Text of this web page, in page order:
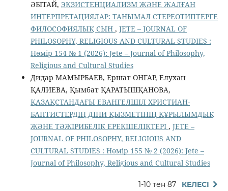
ӘБІТАЙ, ЭКЗИСТЕНЦИАЛИЗМ ЖӘНЕ ЖАЛҒАН
ИНТЕРПРЕТАЦИЯЛАР: ТАНЫМАЛ СТЕРЕОТИПТЕРГЕ
ФИЛОСОФИЯЛЫҚ СЫН , JETE – JОURNAL OF
PHILOSOPHY, RELIGIOUS AND CULTURAL STUDIES :
Нөмір 154 № 1 (2026): Jete – Jоurnal of Philosophy,
Religious аnd Cultural Studies
Дидар МАМЫРБАЕВ, Ершат ОНГАР, Елухан
ҚАЛИЕВА, Қымбат ҚАРАТЫШҚАНОВА,
ҚАЗАҚСТАНДАҒЫ ЕВАНГЕЛШІЛ ХРИСТИАН-
БАПТИСТЕРДІҢ ДІНИ ҚЫЗМЕТІНІҢ ҚҰРЫЛЫМДЫҚ
ЖӘНЕ ТӘЖІРИБЕЛІК ЕРЕКШЕЛІКТЕРІ , JETE –
JОURNAL OF PHILOSOPHY, RELIGIOUS AND
CULTURAL STUDIES : Нөмір 155 № 2 (2026): Jete –
Jоurnal of Philosophy, Religious аnd Cultural Studies
1-10 тен 87 КЕЛЕСІ